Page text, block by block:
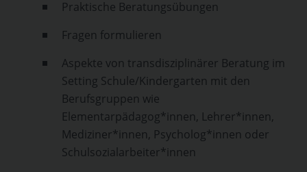
Praktische Beratungsübungen
Fragen formulieren
Aspekte von transdisziplinärer Beratung im
Setting Schule/Kindergarten mit den
Berufsgruppen wie
Elementarpädagog*innen, Lehrer*innen,
Mediziner*innen, Psycholog*innen oder
Schulsozialarbeiter*innen